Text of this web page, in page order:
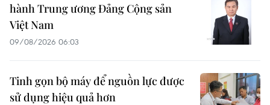
hành Trung ương Đảng Cộng sản
Việt Nam
09/08/2026 06:03
Tinh gọn bộ máy để nguồn lực được
sử dụng hiệu quả hơn